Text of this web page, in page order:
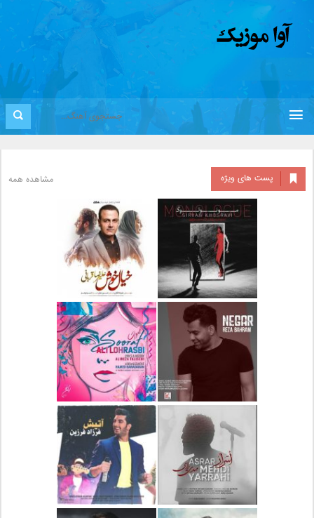
پست های ویژه مشاهده همه
دانلود آلبوم جدید سیروان
خسروی بنام مونولوگ
دانلود آهنگ جدید علیرضا
قربانی بنام خیال خوش
دانلود آهنگ جدید رضا
بهرام بنام نگار
دانلود آهنگ جدید علی
لهراسبی بنام صورت